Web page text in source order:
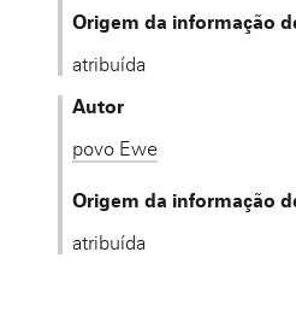
Origem da informação
atribuída
Autor
povo Ewe
Origem da informação
atribuída